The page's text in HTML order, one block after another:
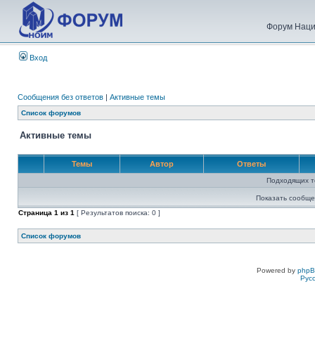
Форум
Вход
Сообщения без ответов | Активные темы
Список форумов
Активные темы
Темы Автор Ответы
Подходящих
Показать
Страница 1 из 1 [ Результатов поиска: 0 ]
Список форумов
Powered by